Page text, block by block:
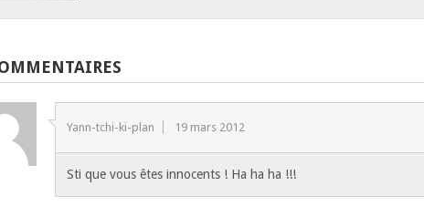
Yann-tchi-ki-plan 19 mars 2012
Sti que vous êtes innocents ! Ha ha ha !!!